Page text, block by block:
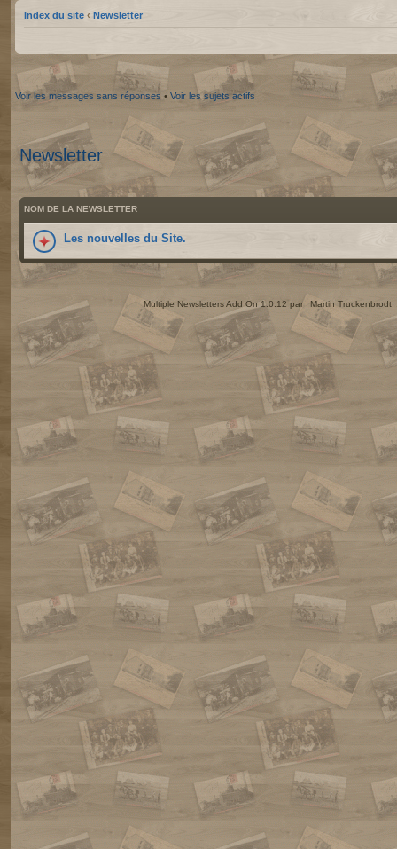
Index du site ‹ Newsletter
Voir les messages sans réponses • Voir les sujets actifs
Newsletter
NOM DE LA NEWSLETTER
Les nouvelles du Site.
Multiple Newsletters Add On 1.0.12 par Martin Truckenbrodt